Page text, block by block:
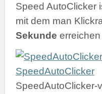
Speed AutoClicker
mit dem man
Sekunde
SpeedAutoClicker
SpeedAutoClicker-